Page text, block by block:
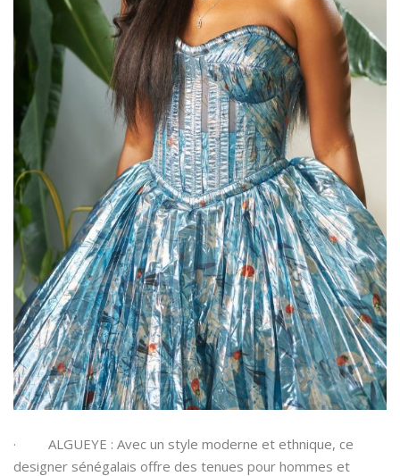
· ALGUEYE : Avec un style moderne et ethnique, ce
designer sénégalais offre des tenues pour hommes et